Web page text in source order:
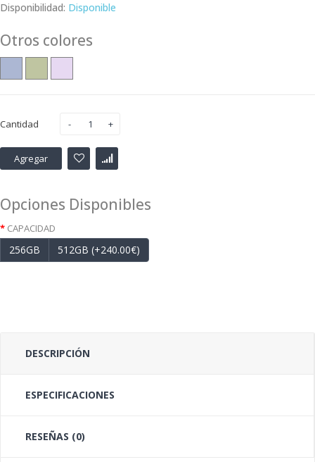
Disponibilidad: Disponible
Otros colores
Cantidad
Agregar
Opciones Disponibles
CAPACIDAD
256GB 512GB (+240.00€)
DESCRIPCIÓN
ESPECIFICACIONES
RESEÑAS (0)